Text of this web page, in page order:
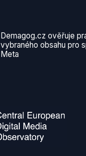
Demagog.cz ověřuje
vybraného obsahu pro
Meta